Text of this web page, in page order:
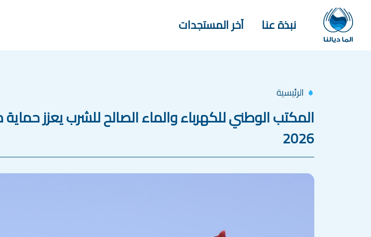
تجاوز إلى المحتوى الرئيسي
Main navigation
نبذة عنا آخر المستجدات
الرئيسية
2026